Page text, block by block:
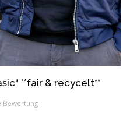
**fair & recycelt**
Bewertung